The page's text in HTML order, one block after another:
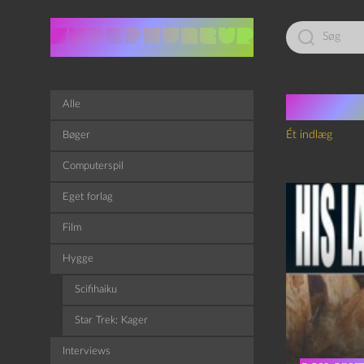
Led
efter:
Tag:
Ét indlæg
Alle
Bøger
Computerspil
Eget forlag
Film
Hygge
Scifihaiku
Star Trek: Kager
Interviews